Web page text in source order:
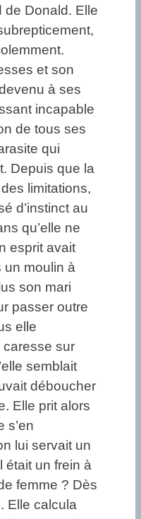
de Donald. Elle
et son
à ses
incapable
de tous ses
qui
Depuis que la
limitations,
d’instinct au
qu’elle ne
esprit avait
un moulin à
son mari
passer outre
elle
caresse sur
semblait
déboucher
Elle prit alors
s’en
lui servait un
était un frein à
femme ? Dès
Elle calcula